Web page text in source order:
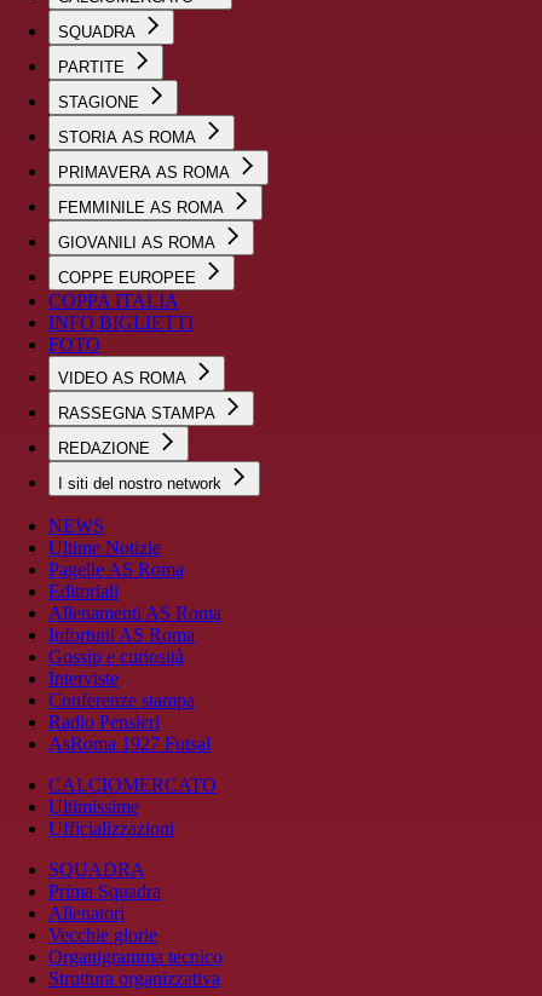
SQUADRA
PARTITE
STAGIONE
STORIA AS ROMA
PRIMAVERA AS ROMA
FEMMINILE AS ROMA
GIOVANILI AS ROMA
COPPE EUROPEE
COPPA ITALIA
INFO BIGLIETTI
FOTO
VIDEO AS ROMA
RASSEGNA STAMPA
REDAZIONE
I siti del nostro network
NEWS
Ultime Notizie
Pagelle AS Roma
Editoriali
Allenamenti AS Roma
Infortuni AS Roma
Gossip e curiosità
Interviste
Conferenze stampa
Radio Pensieri
AsRoma 1927 Futsal
CALCIOMERCATO
Ultimissime
Ufficializzazioni
SQUADRA
Prima Squadra
Allenatori
Vecchie glorie
Organigramma tecnico
Struttura organizzativa